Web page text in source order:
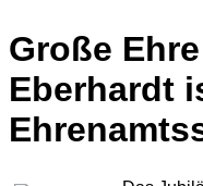
Große
Eberhardt